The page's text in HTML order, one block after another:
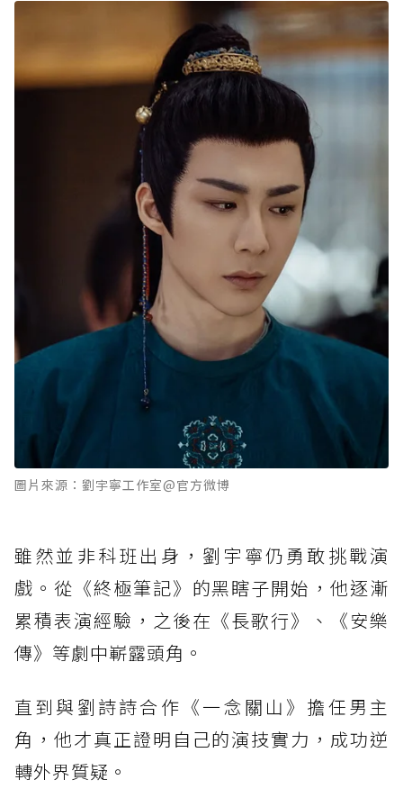
圖片來源：劉宇寧工作室@官方微博
雖然並非科班出身，劉宇寧仍勇敢挑戰演
戲。從《終極筆記》的黑瞎子開始，他逐漸
累積表演經驗，之後在《長歌行》、《安樂
傳》等劇中嶄露頭角。
直到與劉詩詩合作《一念關山》擔任男主
角，他才真正證明自己的演技實力，成功逆
轉外界質疑。